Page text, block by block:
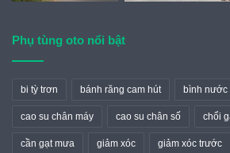
Phụ tùng oto nổi bật
bi tỳ trơn bánh răng cam hút bình nước
cao su chân máy cao su chân số chổi
cần gạt mưa giảm xóc giảm xóc trước